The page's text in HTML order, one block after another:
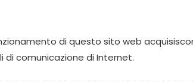
di questo sito web
di comunicazione di Internet.